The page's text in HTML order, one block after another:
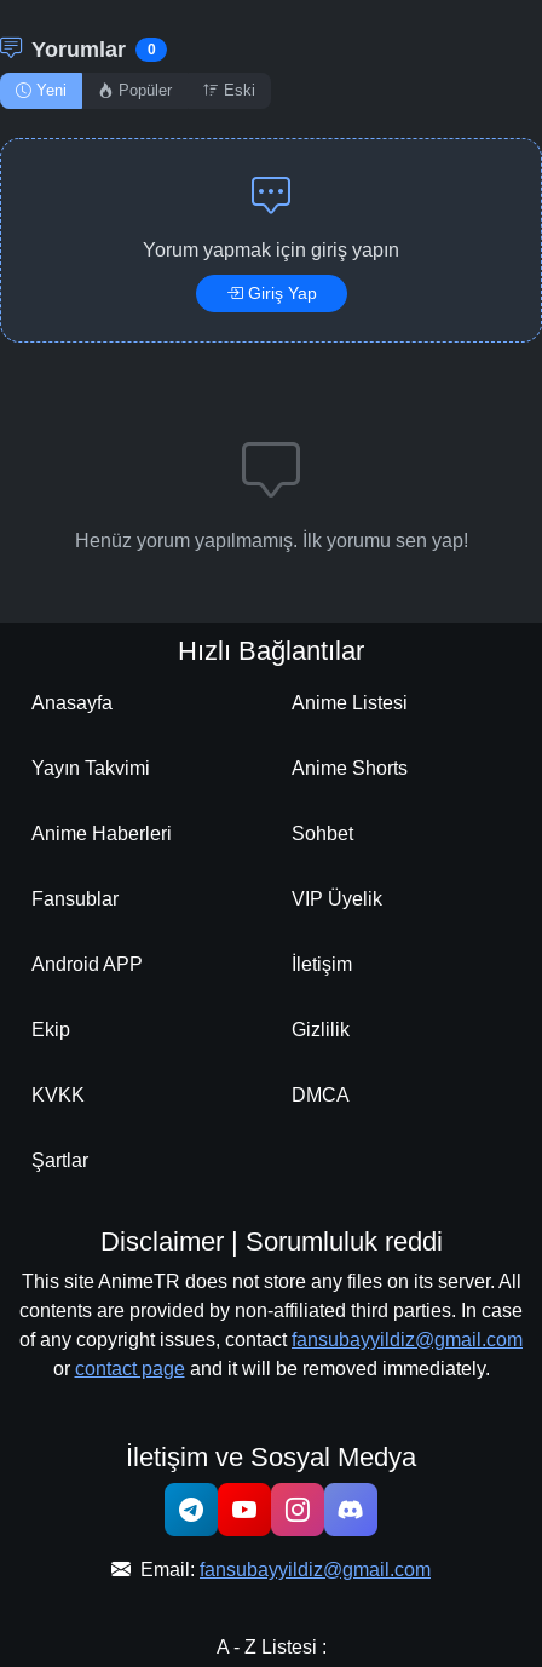
Yorumlar 0
Yeni Popüler Eski
Yorum yapmak için giriş yapın
Giriş Yap
Henüz yorum yapılmamış. İlk yorumu sen yap!
Hızlı Bağlantılar
Anasayfa Anime Listesi
Yayın Takvimi Anime Shorts
Anime Haberleri Sohbet
Fansublar VIP Üyelik
Android APP İletişim
Ekip Gizlilik
KVKK DMCA
Şartlar
Disclaimer | Sorumluluk reddi
This site AnimeTR does not store any files on its server. All
contents are provided by non-affiliated third parties. In case
of any copyright issues, contactfansubayyildiz@gmail.com
or contact pageand it will be removed immediately.
İletişim ve Sosyal Medya
Email: fansubayyildiz@gmail.com
A - Z Listesi :